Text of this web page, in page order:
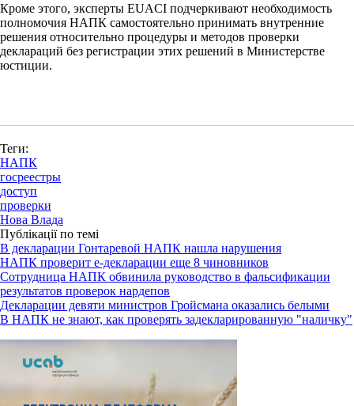
Кроме этого, эксперты EUACI подчеркивают необходимость
полномочия НАПК самостоятельно принимать внутренние
решения относительно процедуры и методов проверки
деклараций без регистрации этих решений в Министерстве
юстиции.
Теги:
НАПК
госреестры
доступ
проверки
Нова Влада
Публікації по темі
В декларации Гонтаревой НАПК нашла нарушения
НАПК проверит е-декларации еще 8 чиновников
Сотрудница НАПК обвинила руководство в фальсификации
результатов проверок нардепов
Декларации девяти министров Гройсмана оказались белыми
В НАПК не знают, как проверять задекларированную "наличку"